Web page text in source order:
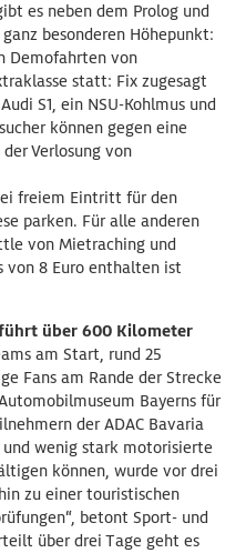
es neben dem Prolog und
besonderen Höhepunkt:
Demofahrten von
statt: Fix zugesagt
S1, ein NSU-Kohlmus und
können gegen eine
Verlosung von
freiem Eintritt für den
parken. Für alle anderen
von Mietraching und
8 Euro enthalten ist
führt über 600 Kilometer
am Start, rund 25
Fans am Rande der Strecke
Bayerns für
der ADAC Bavaria
wenig stark motorisierte
können, wurde vor drei
zu einer touristischen
betont Sport- und
über drei Tage geht es